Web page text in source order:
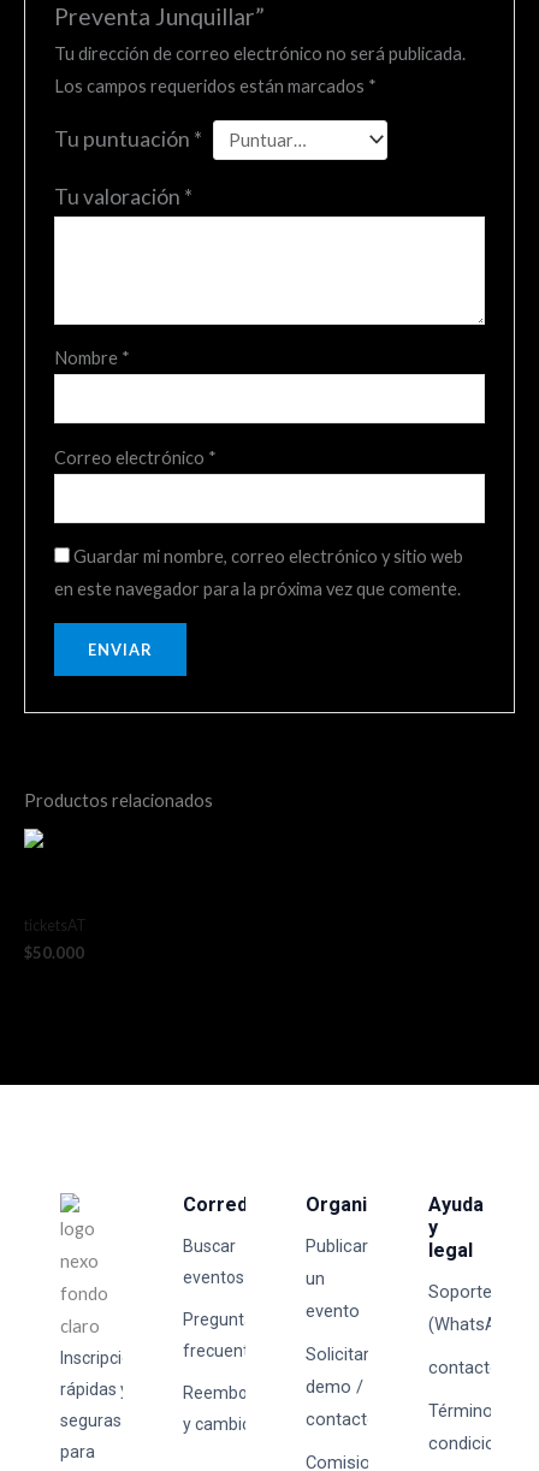
Preventa Junquillar”
Tu dirección de correo electrónico no será publicada.
Los campos requeridos están marcados *
Tu puntuación *
Tu valoración *
Nombre *
Correo electrónico *
Guardar mi nombre, correo electrónico y sitio web
en este navegador para la próxima vez que comente.
Productos relacionados
ticketsAT
$50.000
Inscripciones
rápidas y
seguras
para
Corredores
Buscar
eventos
Preguntas
frecuentes
Reembolsos
y cambios
Organizadores
Publicar
un
evento
Solicitar
demo /
contacto
Comisiones
Ayuda
y
legal
Soporte
(WhatsApp)
Términos y
condiciones